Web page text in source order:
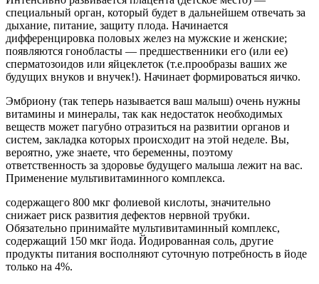
специальный орган, который будет в дальнейшем отвечать за
дыхание, питание, защиту плода. Начинается
дифференцировка половых желез на мужские и женские;
появляются гонобласты — предшественники его (или ее)
сперматозоидов или яйцеклеток (т.е.прообразы ваших же
будущих внуков и внучек!). Начинает формироваться яичко.
Эмбриону (так теперь называется ваш малыш) очень нужны
витамины и минералы, так как недостаток необходимых
веществ может пагубно отразиться на развитии органов и
систем, закладка которых происходит на этой неделе. Вы,
вероятно, уже знаете, что беременны, поэтому
ответственность за здоровье будущего малыша лежит на вас.
Применение мультивитаминного комплекса.
содержащего 800 мкг фолиевой кислоты, значительно
снижает риск развития дефектов нервной трубки.
Обязательно принимайте мультивитаминный комплекс,
содержащий 150 мкг йода. Йодированная соль, другие
продукты питания восполняют суточную потребность в йоде
только на 4%.